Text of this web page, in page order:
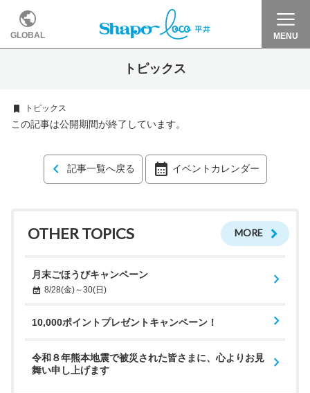
GLOBAL MENU
トピックス
トピックス
この記事は公開期間が終了しています。
記事一覧へ戻る イベントカレンダー
OTHER TOPICS MORE
月末ごほうびキャンペーン
8/28(金)～30(日)
10,000ポイントプレゼントキャンペーン！
令和８年熊本地震で被災された皆さまに、心よりお見
舞い申し上げます